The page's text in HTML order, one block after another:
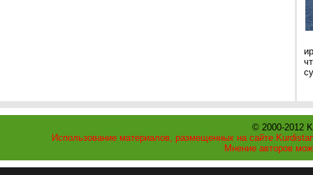
© 2000-2012
Использование материалов, размещенных на сайте
Мнение авторов